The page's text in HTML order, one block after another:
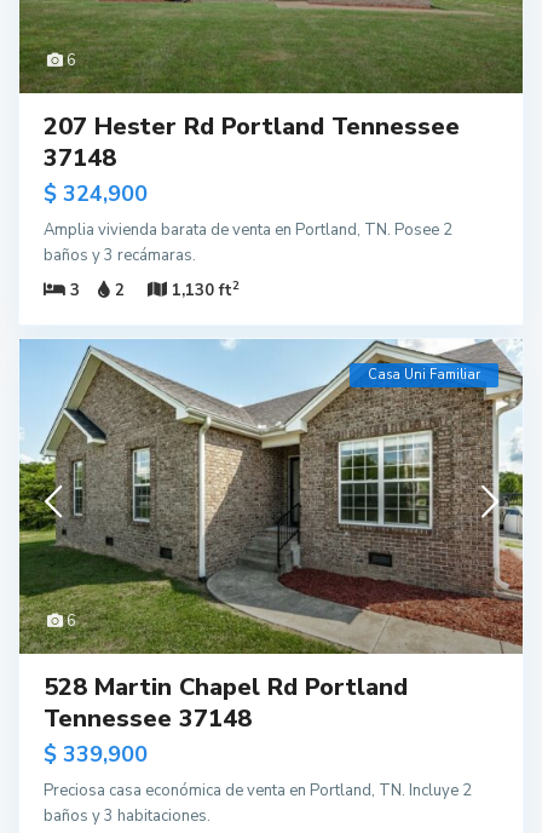
6
207 Hester Rd Portland Tennessee
37148
$ 324,900
Amplia vivienda barata de venta en Portland, TN. Posee 2
baños y 3 recámaras.
3
2 1,130 ft2
6
Casa Uni Familiar
528 Martin Chapel Rd Portland
Tennessee 37148
$ 339,900
Preciosa casa económica de venta en Portland, TN. Incluye 2
baños y 3 habitaciones.